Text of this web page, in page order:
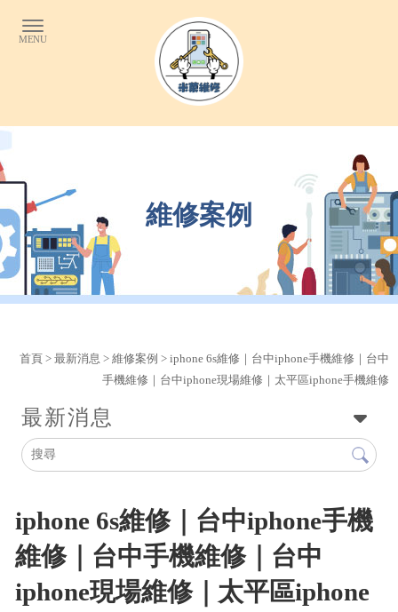
維修案例
首頁 > 最新消息 > 維修案例 > iphone 6s維修｜台中iphone手機維修｜台中
手機維修｜台中iphone現場維修｜太平區iphone手機維修
最新消息
iphone 6s維修｜台中iphone手機
維修｜台中手機維修｜台中
iphone現場維修｜太平區iphone